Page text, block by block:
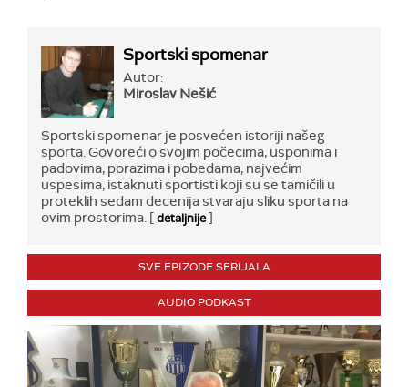
Sportski spomenar
Autor:
Miroslav Nešić
Sportski spomenar je posvećen istoriji našeg
sporta. Govoreći o svojim počecima, usponima i
padovima, porazima i pobedama, najvećim
uspesima, istaknuti sportisti koji su se tamičili u
proteklih sedam decenija stvaraju sliku sporta na
ovim prostorima. [detaljnije]
SVE EPIZODE SERIJALA
AUDIO PODKAST